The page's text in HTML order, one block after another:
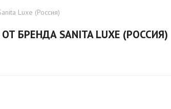
Luxe (Россия)
БРЕНДА SANITA LUXE (РОССИЯ)